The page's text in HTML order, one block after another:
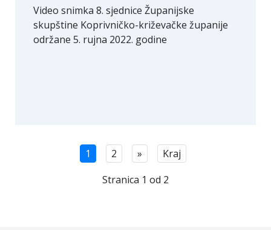
Video snimka 8. sjednice Županijske
skupštine Koprivničko-križevačke županije
održane 5. rujna 2022. godine
1 2 »
Kraj
Stranica 1 od 2